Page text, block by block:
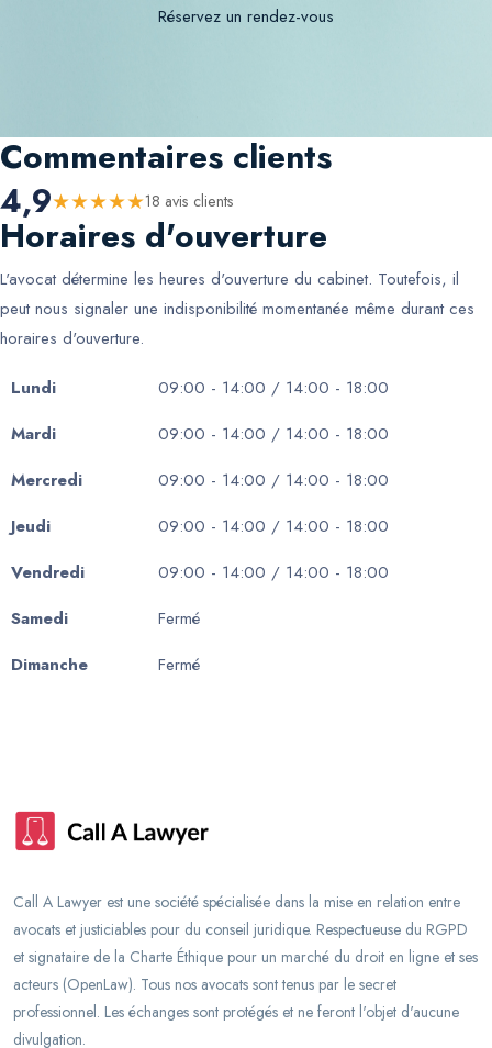
Réservez un rendez-vous
Commentaires clients
4,9★★★★★18 avis clients
Horaires d'ouverture
L'avocat détermine les heures d'ouverture du cabinet. Toutefois, il
peut nous signaler une indisponibilité momentanée même durant ces
horaires d'ouverture.
Lundi
09:00 - 14:00 / 14:00 - 18:00
Mardi
09:00 - 14:00 / 14:00 - 18:00
Mercredi
09:00 - 14:00 / 14:00 - 18:00
Jeudi
09:00 - 14:00 / 14:00 - 18:00
Vendredi
09:00 - 14:00 / 14:00 - 18:00
Samedi
Fermé
Dimanche
Fermé
Call A Lawyer est une société spécialisée dans la mise en relation entre
avocats et justiciables pour du conseil juridique. Respectueuse du RGPD
et signataire de la Charte Éthique pour un marché du droit en ligne et ses
acteurs (OpenLaw). Tous nos avocats sont tenus par le secret
professionnel. Les échanges sont protégés et ne feront l'objet d'aucune
divulgation.